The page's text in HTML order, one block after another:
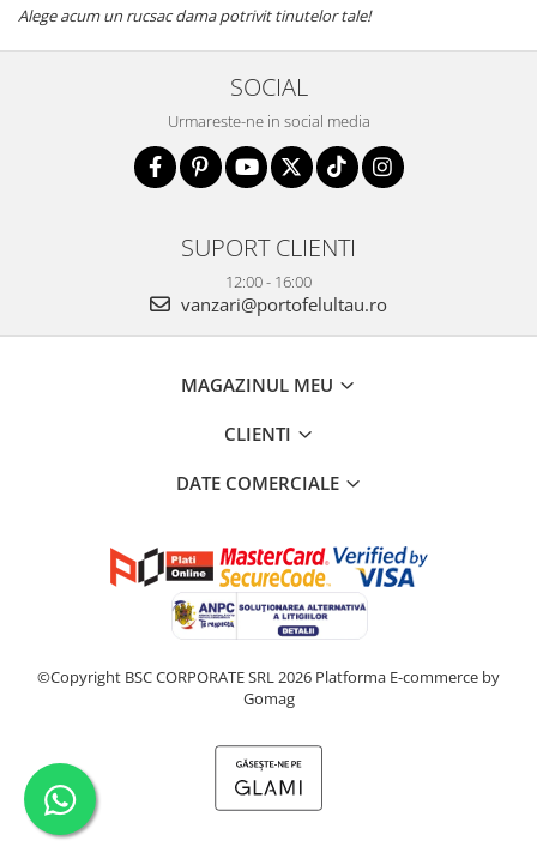
Alege acum un rucsac dama potrivit tinutelor tale!
SOCIAL
Urmareste-ne in social media
SUPORT CLIENTI
12:00 - 16:00
vanzari@portofelultau.ro
MAGAZINUL MEU
CLIENTI
DATE COMERCIALE
©Copyright BSC CORPORATE SRL 2026 Platforma E-commerce by
Gomag